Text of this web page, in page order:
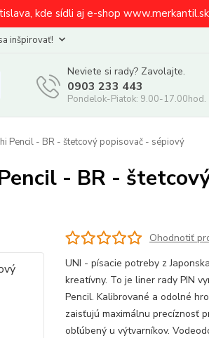
kde sídli aj e-shop
inšpirovať!
Neviete si rady? Zavolajte.
0903 233 443
Pondelok-Piatok: 9.00-17.00hod.
Pencil - BR - štetcový popisovač - sépiový
- BR -
Ohodnotiť
UNI - písacie potreby z
kreatívny. To je liner rady PIN
Pencil. Kalibrované a odolné
zaisťujú maximálnu precíznosť
obľúbený u výtvarníkov.